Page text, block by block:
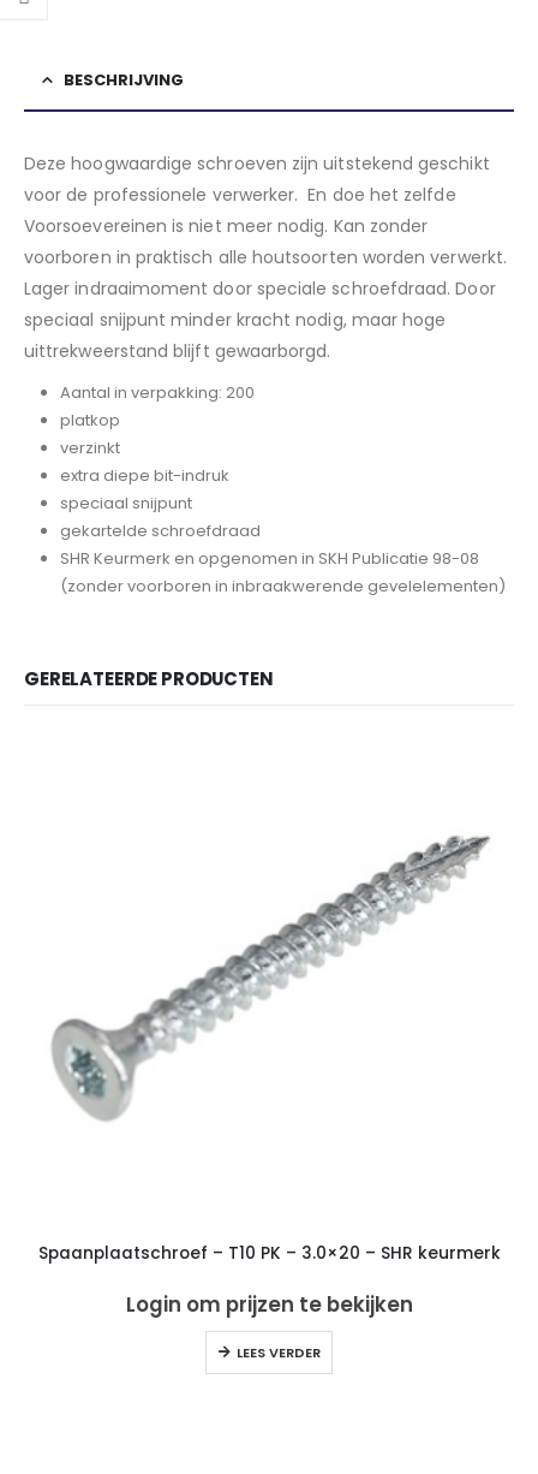
BESCHRIJVING
Deze hoogwaardige schroeven zijn uitstekend geschikt
voor de professionele verwerker. En doe het zelfde
Voorsoevereinen is niet meer nodig. Kan zonder
voorboren in praktisch alle houtsoorten worden verwerkt.
Lager indraaimoment door speciale schroefdraad. Door
speciaal snijpunt minder kracht nodig, maar hoge
uittrekweerstand blijft gewaarborgd.
Aantal in verpakking: 200
platkop
verzinkt
extra diepe bit-indruk
speciaal snijpunt
gekartelde schroefdraad
SHR Keurmerk en opgenomen in SKH Publicatie 98-08
(zonder voorboren in inbraakwerende gevelelementen)
GERELATEERDE PRODUCTEN
Spaanplaatschroef – T10 PK – 3.0×20 – SHR keurmerk
Login om prijzen te bekijken
LEES VERDER